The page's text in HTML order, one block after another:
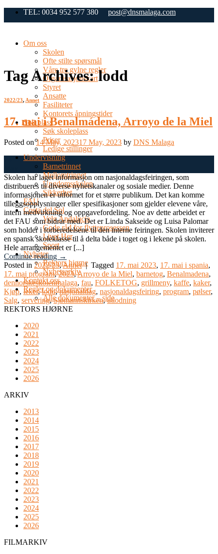
Skip
TEL: 0034 952 577 380 post@dnsmalaga.com
Om oss
Skolen
Ofte stilte spørsmål
Våre tre gylne regler
Organisasjonskart
Styret
Ansatte
Fasiliteter
Kontorets åpningstider
Søk plass
Søk skoleplass
Priser
Ledige stillinger
Undervisning
Barnetrinnet
Mellomtrinnet
Ungdomsskolen
Sikkerhet
FAU
Costa del Sol
Velg Andalucia
Gode råd for flytteprosessen
Livet Her
Sport
Nyheter
Rektors hjørne
Nyhetsarkiv
Kontakt oss
Regler og dokumenter
Alle dokumenter – side
Tag Archives:lodd
2022/23,Annet
17. mai i Benalmádena, Arroyo de la Miel
Posted on14 May, 202317 May, 2023 by DNS Malaga
Skolen har laget informasjon om nasjonaldagsfeiringen, som
distribueres til diverse nyhetskanaler og sosiale medier. Denne
informasjonen er utformet for et større publikum. Det kan komme
tilleggsopplysninger eller spesifikasjoner som gjelder elevene våre,
intern medvirkning og oppgavefordeling. Noe av dette arbeidet er
det FAU som bidrar med. Det er Linda Sakseide og Luisa Palomar
som holder i forberedelsene til den interne feiringen. Skolen inviterer
en spansk skoleklasse til å delta både i toget og i lekene på skolen.
Hele arrangementet er [...]
Continue reading →
Posted in 2022/23,Annet | Tagged 17. mai 2023, 17. mai i spania,
17. mai program,2023,Arroyo de la Miel, barnetog, Benalmadena,
dennorskeskolenmalaga, fau, FOLKETOG, grillmeny, kaffe, kaker,
Kjøp, leker,lodd,nasjonaldag, nasjonaldagsfeiring, program, pølser,
Salg, servering,Sjømannskirken,utlodning
REKTORS HJØRNE
2020
2021
2022
2023
2024
2025
2026
ARKIV
2013
2014
2015
2016
2017
2018
2019
2020
2021
2022
2023
2024
2025
2026
FILMARKIV